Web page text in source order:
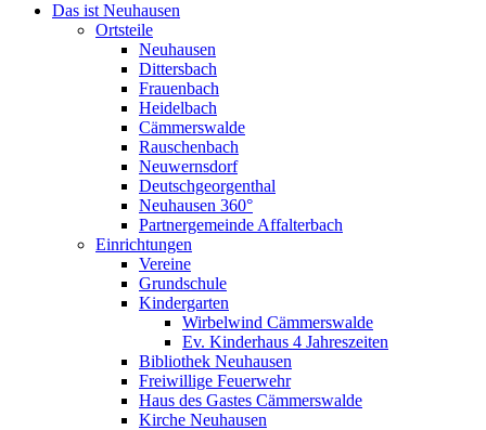
Das ist Neuhausen
Ortsteile
Neuhausen
Dittersbach
Frauenbach
Heidelbach
Cämmerswalde
Rauschenbach
Neuwernsdorf
Deutschgeorgenthal
Neuhausen 360°
Partnergemeinde Affalterbach
Einrichtungen
Vereine
Grundschule
Kindergarten
Wirbelwind Cämmerswalde
Ev. Kinderhaus 4 Jahreszeiten
Bibliothek Neuhausen
Freiwillige Feuerwehr
Haus des Gastes Cämmerswalde
Kirche Neuhausen